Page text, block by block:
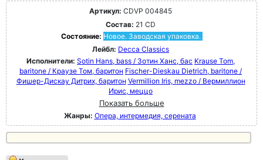
Артикул: CDVP 004845
Состав: 21 CD
Состояние: Новое. Заводская упаковка.
Лейбл: Decca Classics
Исполнители: Sotin Hans, bass / Зотин Ханс, бас Krause Tom,
baritone / Краузе Том, баритон Fischer-Dieskau Dietrich, baritone /
Фишер-Дискау Дитрих, баритон Vermillion Iris, mezzo / Вермиллион
Ирис, меццо
Показать больше
Жанры: Опера, интермедия, серената